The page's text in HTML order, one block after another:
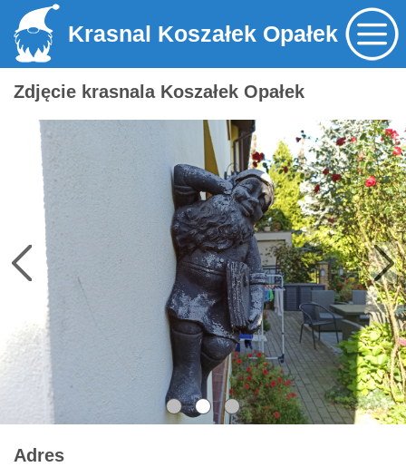
Krasnal Koszałek Opałek
Zdjęcie krasnala Koszałek Opałek
Adres